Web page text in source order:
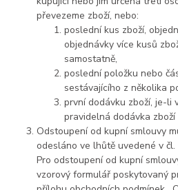
převezeme zboží, nebo:
poslední kus zboží,
objednávky více kusů
samostatně,
poslední položku nebo
sestávajícího z několika
první dodávku zboží, je-li
pravidelná dodávka
Odstoupení od kupní smlouvy
odesláno ve lhůtě uvedené v
Pro odstoupení od kupní
vzorový formulář poskytovaný